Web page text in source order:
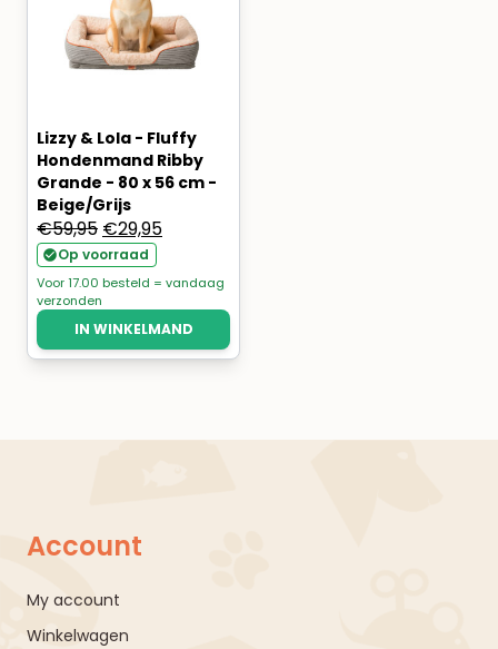
Lizzy & Lola - Fluffy
Hondenmand Ribby
Grande - 80 x 56 cm -
Beige/Grijs
€59,95 Oorspronkelijke
prijs
was:
€59,95.
€29,95Huidige
is:
€29,95.
Op voorraad
Voor 17.00 besteld = vandaag
verzonden
IN WINKELMAND
Account
My account
Winkelwagen